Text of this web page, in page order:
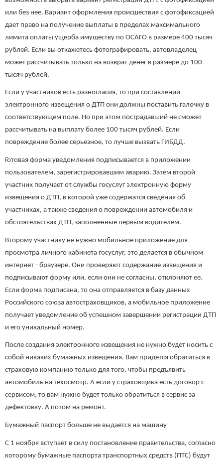
или без нее. Вариант оформления происшествия с фотофиксацией
дает право на получение выплаты в пределах максимального
лимита оплаты ущерба имуществу по ОСАГО в размере 400 тысяч
рублей. Если вы откажетесь фотографировать, автовладелец
может рассчитывать только на возврат денег в размере до 100
тысяч рублей.
Если у участников есть разногласия, то при составлении
электронного извещения о ДТП они должны поставить галочку в
соответствующем поле. Но при этом пострадавший не сможет
рассчитывать на выплату более 100 тысяч рублей. Если
повреждение более серьезное, то лучше вызвать ГИБДД.
Готовая форма уведомления подписывается в приложении
пользователем, зарегистрировавшим аварию. Затем второй
участник получает от службы госуслуг электронную форму
извещения о ДТП, в которой уже содержатся сведения об
участниках, а также сведения о повреждении автомобиля и
обстоятельствах ДТП, заполненные первым водителем.
Второму участнику не нужно мобильное приложение для
просмотра личного кабинета госуслуг, это делается в обычном
интернет - браузере. Они проверяют содержание извещения и
подписывают форму или, если они не согласны, отклоняют ее.
Если форма подписана, то она отправляется в базу данных
Российского союза автостраховщиков, а мобильное приложение
получает уведомление об успешном завершении регистрации ДТП
и его уникальный номер.
После создания электронного извещения не нужно будет носить с
собой никаких бумажных извещения. Вам придется обратиться в
страховую компанию только для того, чтобы предъявить
автомобиль на техосмотр. А если у страховщика есть договор с
сервисом, то вам нужно будет только обратиться в сервис за
дефектовку. А потом на ремонт.
Бумажный паспорт больше не выдается на машину
С 1 ноября вступает в силу постановление правительства, согласно
которому бумажные паспорта транспортных средств (ПТС) будут